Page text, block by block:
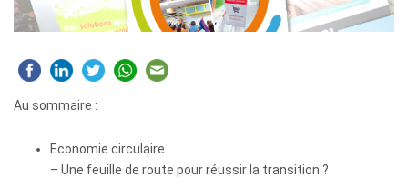
Au sommaire :
Economie circulaire
– Une feuille de route pour réussir la transition ?